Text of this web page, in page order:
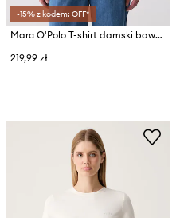
-15% z kodem: OFF*
Marc O'Polo T-shirt damski bawełniany
219,99 zł